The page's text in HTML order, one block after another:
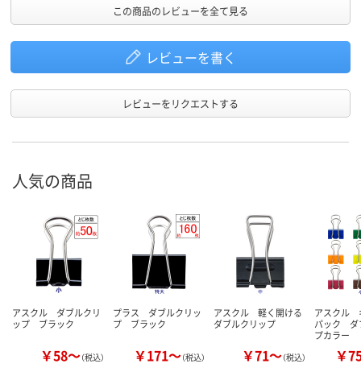
この商品のレビューを全て見る
レビューを書く
レビューをリクエストする
人気の商品
アスクル ダブルクリ
ップ ブラック
￥58～（税込）
プラス ダブルクリッ
プ ブラック
￥171～（税込）
アスクル 軽く開ける
ダブルクリップ
￥71～（税込）
アスクル
パック ダ
プカラー
￥